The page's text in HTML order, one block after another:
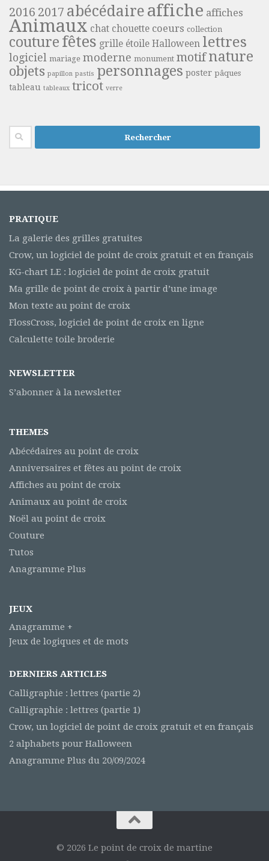
2016 2017 abécédaire affiche affiches
Animaux chat chouette coeurs collection
couture fêtes grille étoile Halloween lettres
logiciel mariage moderne monument motif nature
objets papillon pastis personnages poster pâques
tableau tableaux tricot verre
Rechercher :
PRATIQUE
La galerie des grilles gratuites
Crow, un logiciel de point de croix gratuit et en français
KG-chart LE : logiciel de point de croix gratuit
Ma grille de point de croix à partir d’une image
Mon texte au point de croix
FlossCross, logiciel de point de croix en ligne
Calculette toile broderie
NEWSLETTER
S’abonner à la newsletter
THEMES
Abécédaires au point de croix
Anniversaires et fêtes au point de croix
Affiches au point de croix
Animaux au point de croix
Noël au point de croix
Couture
Tutos
Anagramme Plus
JEUX
Anagramme +
Jeux de logiques et de mots
DERNIERS ARTICLES
Calligraphie : lettres (partie 2)
Calligraphie : lettres (partie 1)
Crow, un logiciel de point de croix gratuit et en français
2 alphabets pour Halloween
Anagramme Plus du 20/09/2024
© 2026 Le point de croix de martine